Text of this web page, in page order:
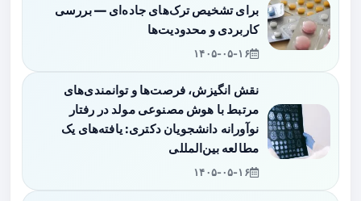
برای تشخیص ترک‌های جاده‌ای — بررسی
کاربردی و محدودیت‌ها
۱۴۰۵-۰۵-۱۶
نقش انگیزش، فرصت‌ها و توانمندی‌های
مرتبط با هوش مصنوعی مولد در رفتار
نوآورانه دانشجویان دکتری: یافته‌های یک
مطالعه بین‌المللی
۱۴۰۵-۰۵-۱۶